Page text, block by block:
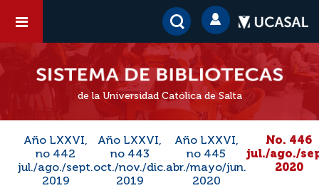
de la Universidad Católica de Salta
Año LXXVI,
no 442
jul./ago./sept.
2019
Año LXXVI,
no 443
oct./nov./dic.
2019
Año LXXVI,
no 445
abr./mayo/jun.
2020
No. 446
jul./ago./
2020